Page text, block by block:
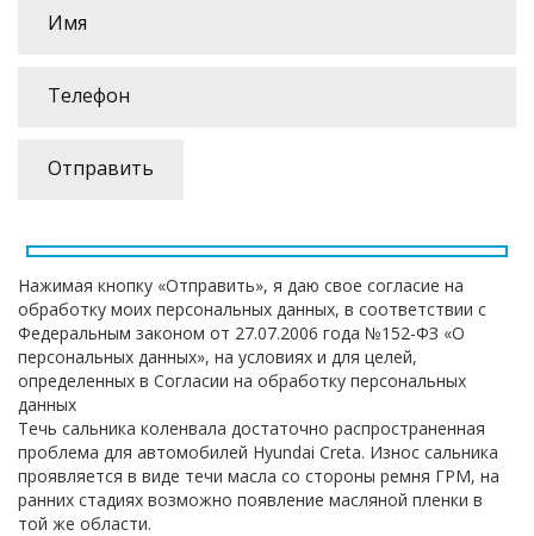
Нажимая кнопку «Отправить», я даю свое согласие на
обработку моих персональных данных, в соответствии с
Федеральным законом от 27.07.2006 года №152-ФЗ «О
персональных данных», на условиях и для целей,
определенных в Согласии на обработку персональных
данных
Течь сальника коленвала достаточно распространенная
проблема для автомобилей Hyundai Creta. Износ сальника
проявляется в виде течи масла со стороны ремня ГРМ, на
ранних стадиях возможно появление масляной пленки в
той же области.